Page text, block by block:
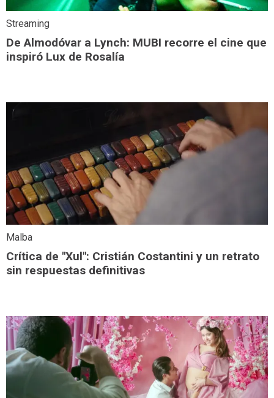
Streaming
De Almodóvar a Lynch: MUBI recorre el cine que
inspiró Lux de Rosalía
Malba
Crítica de "Xul": Cristián Costantini y un retrato
sin respuestas definitivas